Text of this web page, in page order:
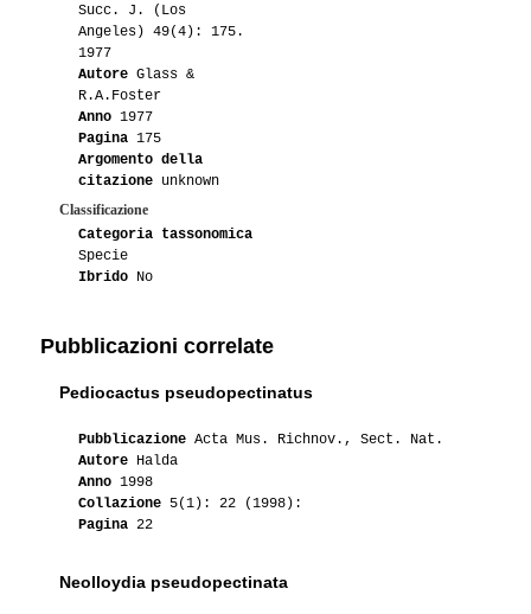
02-2010 Maristella
02-2010 Lakota
01-2010 Artistichousewife
04-2009 Wicactus
03-2009 Wicactus
01-2008 Dr. Kakkro
07-2008 Odino_84
04-2008 Odino_84
02-2008 Odino_84
Succ. J. (Los
Angeles) 49(4): 175.
1977
Autore Glass &
R.A.Foster
Anno 1977
Pagina 175
Argomento della
citazione unknown
Classificazione
Categoria tassonomica
Specie
Ibrido No
Pubblicazioni correlate
Pediocactus pseudopectinatus
Pubblicazione Acta Mus. Richnov., Sect. Nat.
Autore Halda
Anno 1998
Collazione 5(1): 22 (1998):
Pagina 22
Neolloydia pseudopectinata